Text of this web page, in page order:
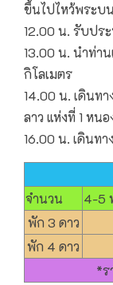
ขึ้นไปไหว้พระบ
12.00 น. รับประ
13.00 น. นำท่าน
กิโลเมตร
14.00 น. เดินท
ลาว แห่งที่ 1 หน
16.00 น. เดินท
จำนวน
4-5
พัก 3 ดาว
พัก 4 ดาว
*ร